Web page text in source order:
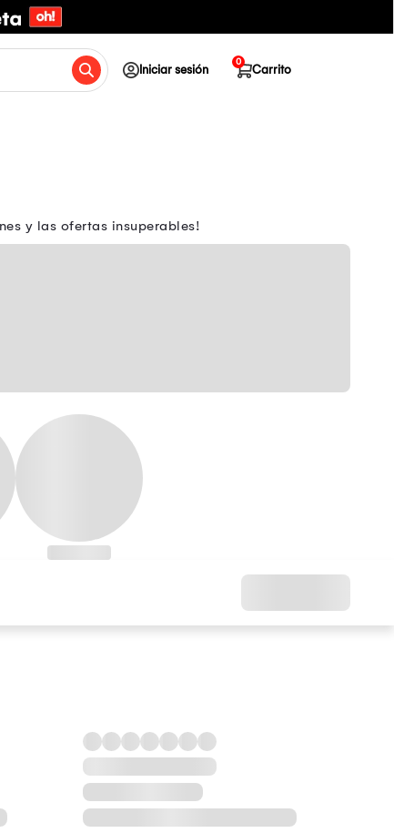
Iniciar sesión Carrito
0
y las ofertas insuperables!